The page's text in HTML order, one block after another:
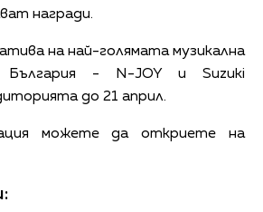
награди.
на най-голямата музикална
България - N-JOY и Suzuki
до 21 април.
можете да откриете на